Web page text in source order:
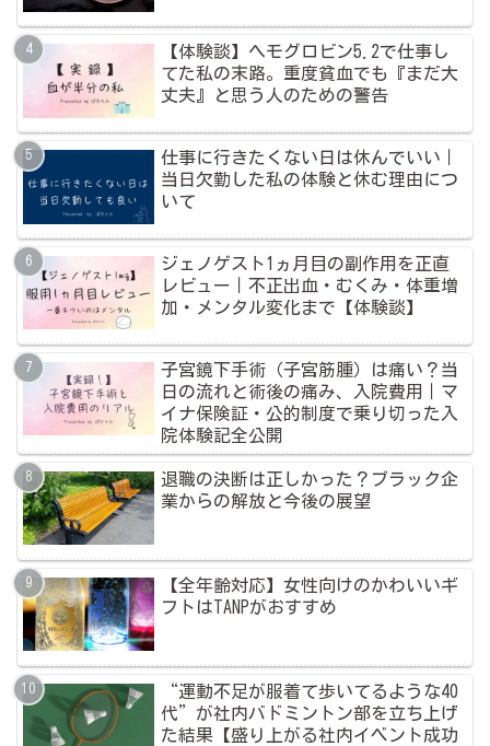
【体験談】ヘモグロビン5.2で仕事し
てた私の末路。重度貧血でも『まだ大
丈夫』と思う人のための警告
仕事に行きたくない日は休んでいい｜
当日欠勤した私の体験と休む理由につ
いて
ジェノゲスト1ヵ月目の副作用を正直
レビュー｜不正出血・むくみ・体重増
加・メンタル変化まで【体験談】
子宮鏡下手術（子宮筋腫）は痛い？当
日の流れと術後の痛み、入院費用｜マ
イナ保険証・公的制度で乗り切った入
院体験記全公開
退職の決断は正しかった？ブラック企
業からの解放と今後の展望
【全年齢対応】女性向けのかわいいギ
フトはTANPがおすすめ
“運動不足が服着て歩いてるような40
代”が社内バドミントン部を立ち上げ
た結果【盛り上がる社内イベント成功